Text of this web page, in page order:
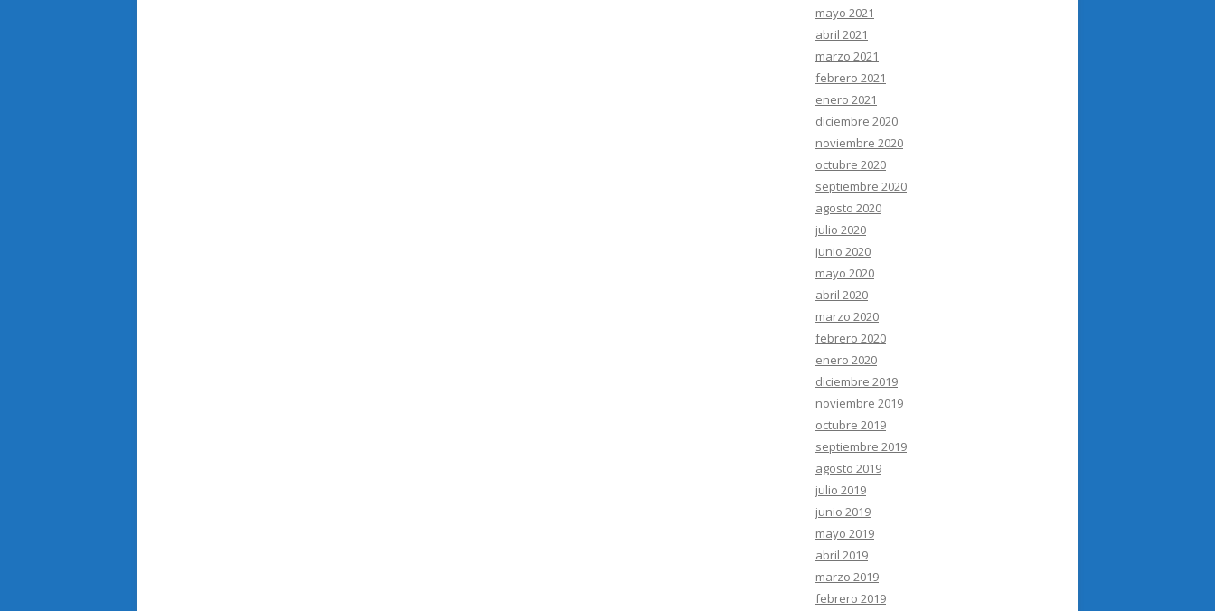
mayo 2021
abril 2021
marzo 2021
febrero 2021
enero 2021
diciembre 2020
noviembre 2020
octubre 2020
septiembre 2020
agosto 2020
julio 2020
junio 2020
mayo 2020
abril 2020
marzo 2020
febrero 2020
enero 2020
diciembre 2019
noviembre 2019
octubre 2019
septiembre 2019
agosto 2019
julio 2019
junio 2019
mayo 2019
abril 2019
marzo 2019
febrero 2019